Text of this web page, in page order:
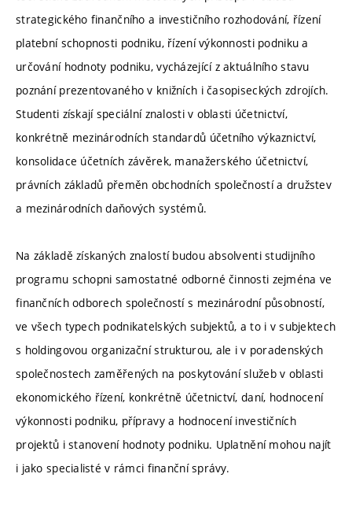
strategického finančního a investičního rozhodování, řízení
platební schopnosti podniku, řízení výkonnosti podniku a
určování hodnoty podniku, vycházející z aktuálního stavu
poznání prezentovaného v knižních i časopiseckých zdrojích.
Studenti získají speciální znalosti v oblasti účetnictví,
konkrétně mezinárodních standardů účetního výkaznictví,
konsolidace účetních závěrek, manažerského účetnictví,
právních základů přeměn obchodních společností a družstev
a mezinárodních daňových systémů.
Na základě získaných znalostí budou absolventi studijního
programu schopni samostatné odborné činnosti zejména ve
finančních odborech společností s mezinárodní působností,
ve všech typech podnikatelských subjektů, a to i v subjektech
s holdingovou organizační strukturou, ale i v poradenských
společnostech zaměřených na poskytování služeb v oblasti
ekonomického řízení, konkrétně účetnictví, daní, hodnocení
výkonnosti podniku, přípravy a hodnocení investičních
projektů i stanovení hodnoty podniku. Uplatnění mohou najít
i jako specialisté v rámci finanční správy.